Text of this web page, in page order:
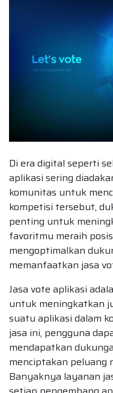
Di era digital seperti
aplikasi sering
komunitas untuk
kompetisi tersebut,
penting untuk
favoritmu meraih
mengoptimalkan
memanfaatkan jasa
Jasa vote aplikasi
untuk meningkatkan
suatu aplikasi dalam
jasa ini, pengguna
mendapatkan
menciptakan peluang
Banyaknya layanan